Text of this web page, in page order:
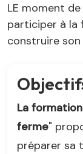
LE moment
participer à la
construire
La
ferme"
préparer sa